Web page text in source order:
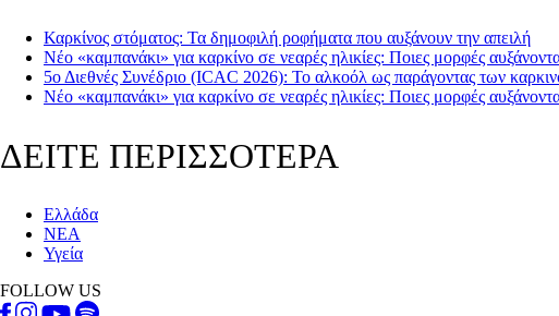
Καρκίνος στόματος: Τα δημοφιλή ροφήματα που αυξάνουν την απειλή
Νέο «καμπανάκι» για καρκίνο σε νεαρές ηλικίες: Ποιες μορφές
5ο Διεθνές Συνέδριο (ICAC 2026): Το αλκοόλ ως παράγοντας των
Νέο «καμπανάκι» για καρκίνο σε νεαρές ηλικίες: Ποιες μορφές
ΔΕΙΤΕ ΠΕΡΙΣΣΟΤΕΡΑ
Ελλάδα
ΝΕΑ
Υγεία
FOLLOW US